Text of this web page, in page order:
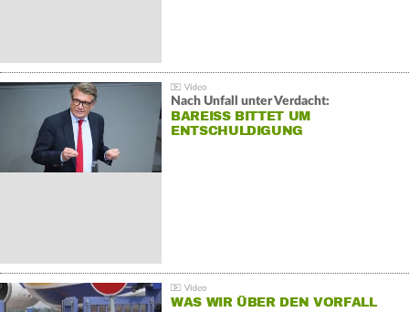
Nach Unfall unter Verdacht:
BAREISS BITTET UM E
NTSCHULDIGUNG
WAS WIR ÜBER DEN VORFALL